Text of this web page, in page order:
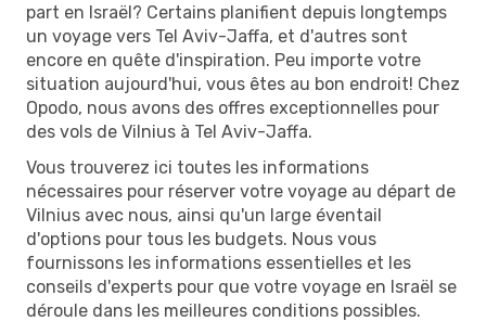
part en Israël? Certains planifient depuis longtemps
un voyage vers Tel Aviv-Jaffa, et d'autres sont
encore en quête d'inspiration. Peu importe votre
situation aujourd'hui, vous êtes au bon endroit! Chez
Opodo, nous avons des offres exceptionnelles pour
des vols de Vilnius à Tel Aviv-Jaffa.
Vous trouverez ici toutes les informations
nécessaires pour réserver votre voyage au départ de
Vilnius avec nous, ainsi qu'un large éventail
d'options pour tous les budgets. Nous vous
fournissons les informations essentielles et les
conseils d'experts pour que votre voyage en Israël se
déroule dans les meilleures conditions possibles.